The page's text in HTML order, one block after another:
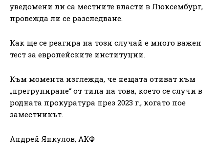
уведомени ли са местните власти в Люксембург,
провежда ли се разследване.
Как ще се реагира на този случай е много важен
тест за европейските институции.
Към момента изглежда, че нещата отиват към
„прегрупиране“ от типа на това, което се случи в
родната прокуратура през 2023 г., когато пое
заместникът.
Андрей Янкулов, АКФ